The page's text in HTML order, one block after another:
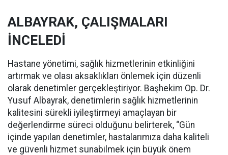
ALBAYRAK, ÇALIŞMALARI
İNCELEDİ
Hastane yönetimi, sağlık hizmetlerinin etkinliğini
artırmak ve olası aksaklıkları önlemek için düzenli
olarak denetimler gerçekleştiriyor. Başhekim Op. Dr.
Yusuf Albayrak, denetimlerin sağlık hizmetlerinin
kalitesini sürekli iyileştirmeyi amaçlayan bir
değerlendirme süreci olduğunu belirterek, “Gün
içinde yapılan denetimler, hastalarımıza daha kaliteli
ve güvenli hizmet sunabilmek için büyük önem